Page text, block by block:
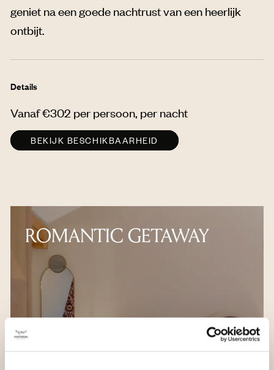
geniet na een goede nachtrust van een heerlijk
ontbijt.
Details
Vanaf €302 per persoon, per nacht
BEKIJK BESCHIKBAARHEID
ROMANTIC GETAWAY